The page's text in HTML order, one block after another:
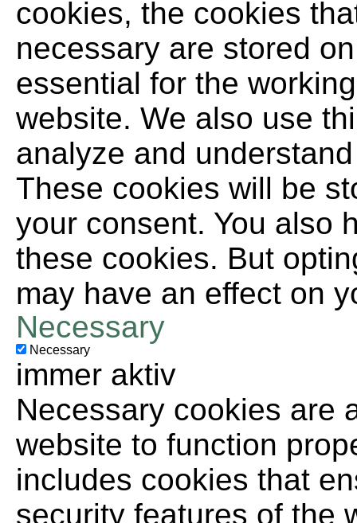
cookies, the cookies
necessary are stored
essential for the
website. We also use
analyze and
These cookies will be
your consent. You also
these cookies. But
may have an effect on
Necessary
Necessary
immer aktiv
Necessary cookies are
website to function
includes cookies that
security features of the